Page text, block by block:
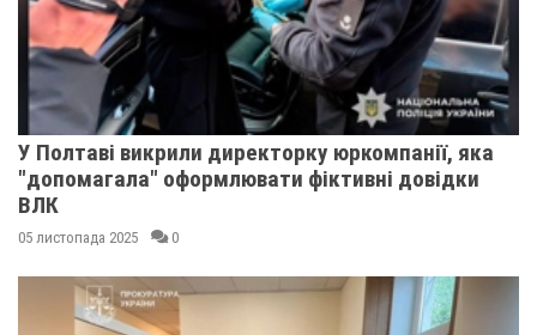
У Полтаві викрили директорку юркомпанії, яка
"допомагала" оформлювати фіктивні довідки
ВЛК
05 листопада 2025 0